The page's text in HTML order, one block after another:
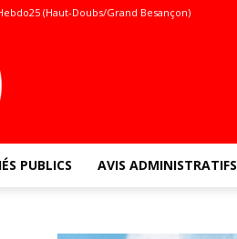
(Haut-Doubs/Grand Besançon)
PUBLICS AVIS ADMINISTRATIFS